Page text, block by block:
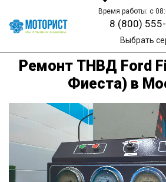
Время работы: с
8 (800)
Выбрать
Ремонт ТНВД Ford
Фиеста) в